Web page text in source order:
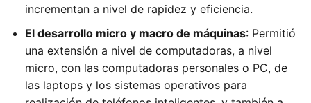
incrementan a nivel de rapidez y eficiencia.
El desarrollo micro y macro de máquinas: Permitió
una extensión a nivel de computadoras, a nivel
micro, con las computadoras personales o PC, de
las laptops y los sistemas operativos para